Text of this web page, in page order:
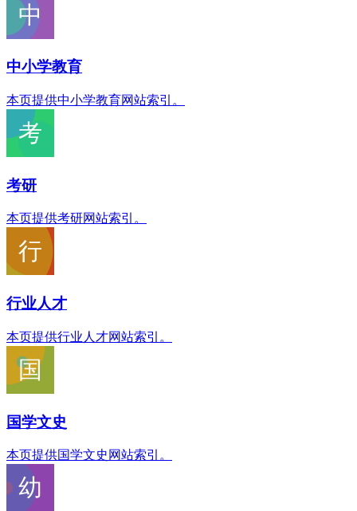
中小学教育
本页提供中小学教育网站索引。
考研
本页提供考研网站索引。
行业人才
本页提供行业人才网站索引。
国学文史
本页提供国学文史网站索引。